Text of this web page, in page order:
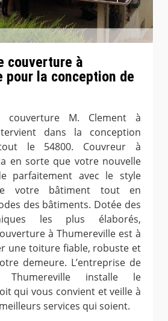
couverture à
pour la conception de
couverture M. Clement à
dans la conception
le 54800. Couvreur à
en sorte que votre nouvelle
parfaitement avec le style
votre bâtiment tout en
des bâtiments. Dotée des
les plus élaborés,
à Thumereville est à
une toiture fiable, robuste et
demeure. L’entreprise de
Thumereville installe le
qui vous convient et veille à
services qui soient.